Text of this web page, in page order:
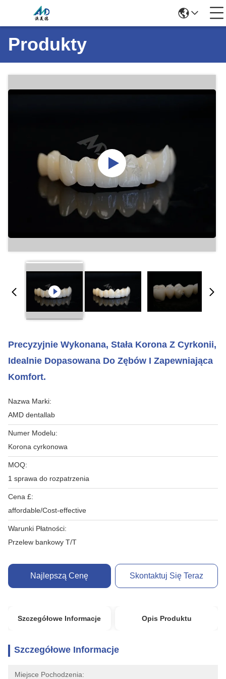
Produkty
Precyzyjnie Wykonana, Stała Korona Z Cyrkonii,
Idealnie Dopasowana Do Zębów I Zapewniająca
Komfort.
Nazwa Marki:
AMD dentallab
Numer Modelu:
Korona cyrkonowa
MOQ:
1 sprawa do rozpatrzenia
Cena £:
affordable/Cost-effective
Warunki Płatności:
Przelew bankowy T/T
Najlepszą Cenę Skontaktuj Się Teraz
Szczegółowe Informacje Opis Produktu
Szczegółowe Informacje
Miejsce Pochodzenia: